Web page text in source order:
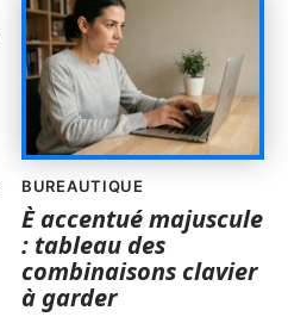
BUREAUTIQUE
È accentué majuscule
: tableau des
combinaisons clavier
à garder